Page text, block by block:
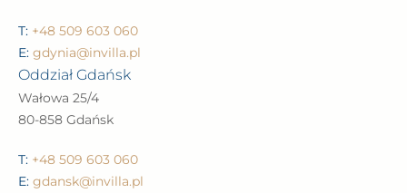
T: +48 509 603 060
E: gdynia@invilla.pl
Oddział Gdańsk
Wałowa 25/4
80-858 Gdańsk
T: +48 509 603 060
E: gdansk@invilla.pl